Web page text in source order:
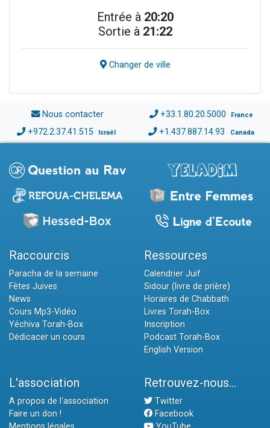
Entrée à 20:20
Sortie à 21:22
Changer de ville
Nous contacter +33.1.80.20.5000 France
+972.2.37.41.515 Israël +1.437.887.14.93 Canada
Raccourcis
Paracha de la semaine
Fêtes Juives
News
Cours Mp3-Vidéo
Yéchiva Torah-Box
Dédicacer un cours
Ressources
Calendrier Juif
Sidour (livre de prière)
Horaires de Chabbath
Livres Torah-Box
Inscription
Podcast Torah-Box
English Version
L'association
A propos de l'association
Faire un don !
Retrouvez-nous...
Twitter
Facebook